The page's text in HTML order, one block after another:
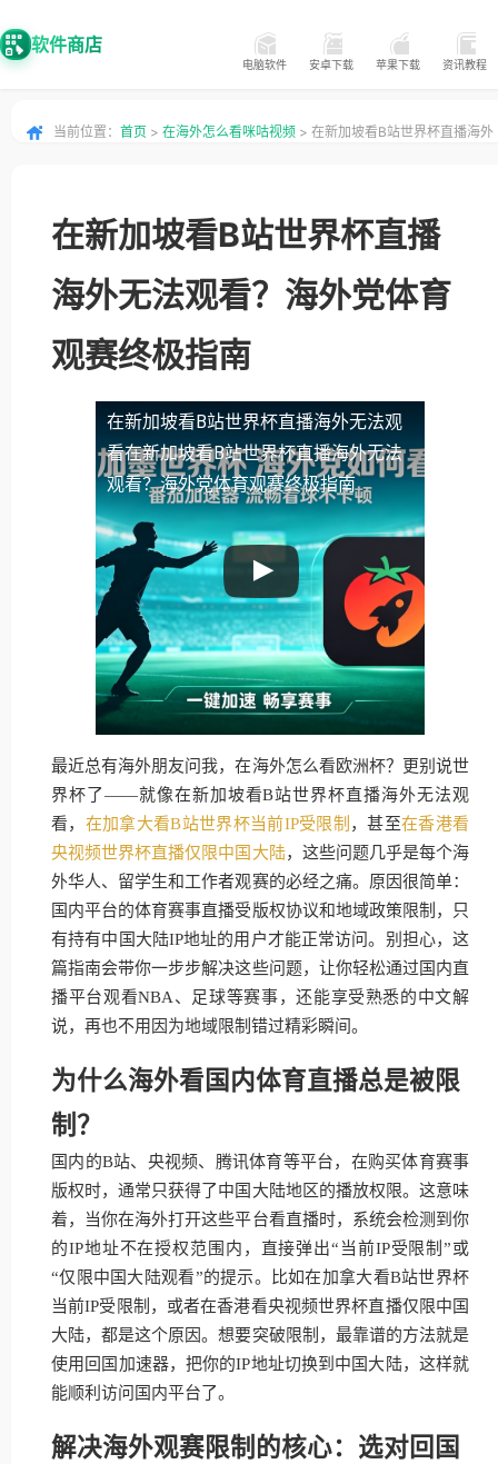
软件商店
电脑软件 安卓下载 苹果下载 资讯教程
当前位置： 首页 > 在海外怎么看咪咕视频 > 在新加坡看B站世界杯直播海外
在新加坡看B站世界杯直播
海外无法观看？海外党体育
观赛终极指南
在新加坡看B站世界杯直播海外无法观
看在新加坡看B站世界杯直播海外无法
观看？海外党体育观赛终极指南
最近总有海外朋友问我，在海外怎么看欧洲杯？更别说世
界杯了——就像在新加坡看B站世界杯直播海外无法观
看， 在加拿大看B站世界杯当前IP受限制 ，甚至在香港看
央视频世界杯直播仅限中国大陆，这些问题几乎是每个海
外华人、留学生和工作者观赛的必经之痛。原因很简单：
国内平台的体育赛事直播受版权协议和地域政策限制，只
有持有中国大陆IP地址的用户才能正常访问。别担心，这
篇指南会带你一步步解决这些问题，让你轻松通过国内直
播平台观看NBA、足球等赛事，还能享受熟悉的中文解
说，再也不用因为地域限制错过精彩瞬间。
为什么海外看国内体育直播总是被限
制？
国内的B站、央视频、腾讯体育等平台，在购买体育赛事
版权时，通常只获得了中国大陆地区的播放权限。这意味
着，当你在海外打开这些平台看直播时，系统会检测到你
的IP地址不在授权范围内，直接弹出“当前IP受限制”或
“仅限中国大陆观看”的提示。比如在加拿大看B站世界杯
当前IP受限制，或者在香港看央视频世界杯直播仅限中国
大陆，都是这个原因。想要突破限制，最靠谱的方法就是
使用回国加速器，把你的IP地址切换到中国大陆，这样就
能顺利访问国内平台了。
解决海外观赛限制的核心：选对回国